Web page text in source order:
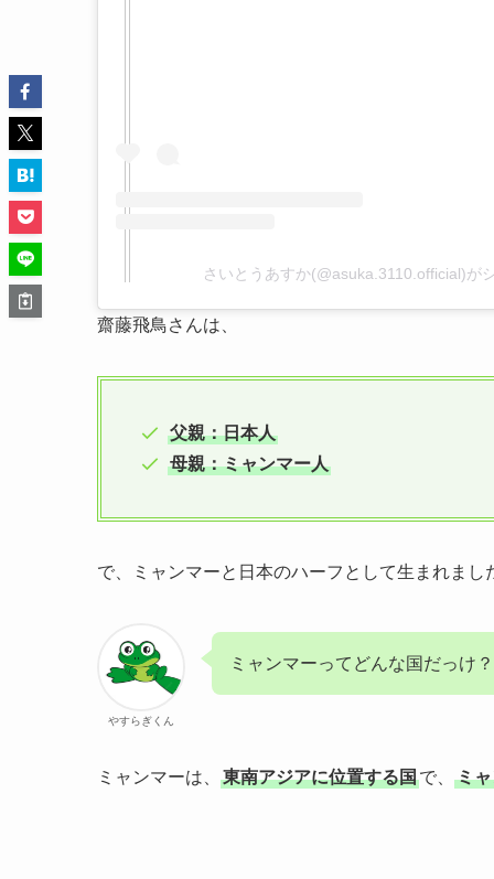
さいとうあすか(@asuka.3110.official)が
齋藤飛鳥さんは、
父親：日本人
母親：ミャンマー人
で、ミャンマーと日本のハーフとして生まれまし
やすらぎくん
ミャンマーってどんな国だっけ？
ミャンマーは、 東南アジアに位置する国で、 ミ